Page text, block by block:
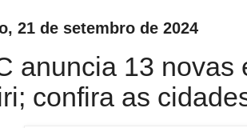
21 de setembro de 2024
anuncia 13 novas
confira as